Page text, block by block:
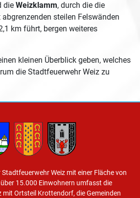
die Weizklamm, durch die die
steilen Felswänden
km führt, bergen weiteres
kleinen Überblick geben, welches
die Stadtfeuerwehr Weiz zu
Weiz mit einer Fläche von
15.000 Einwohnern umfasst die
mit Ortsteil Krottendorf, die Gemeinden